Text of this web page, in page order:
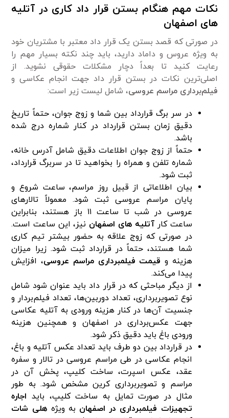
نکات مهم هنگام بستن قرار داد کاری در آتلیه
های اصفهان
در صورتی که قصد بستن یک قرار داد معتبر با مشتریان خود
به ویژه عروس و داماد دارید، باید چند نکته بسیار مهم را
رعایت کنید تا بعداً دچار مشکلات حقوقی نشوید. از
اصلی‌ترین نکات در بستن قرار داد جهت انجام عکاسی و
فیلم‌برداری مراسم عروسی، شامل لیست زیر است:
در سر برگ قرارداد بین شما و زوج جوان، حتماً تاریخ
دقیق زمان بستن قرارداد در کنار شماره درج شده
باشد.
حتماً از زوج جوان اطلاعات دقیق شامل آدرس خانه،
شماره تلفن و همراه را بخواهید تا در سربرگ قرارداد،
ثبت شود.
بیان اطلاعاتی از قبیل روز مراسم، ساعت شروع و
پایان مراسم عروسی ثبت شود. معمولاً تالار‌های
عروسی در شب تا ساعت ۱۱ باز هستند، بنابراین
ساعت کار آتلیه های اصفهان نیز، این ساعت است.
در صورتی که زوج علاقه به حضور بیشتر تیم کاری
شما هستند، حتماً در قرارداد ثبت شود. زیرا میزان
هزینه و قیمت فیلمبرداری مراسم عروسی، افزایش
پیدا می‌کند.
از دیگر مباحثی که در قرار داد باید عنوان شود شامل
نوع تصویر‌برداری، تعداد دوربین‌ها، تعداد فیلم‌بردار و
جنسیت آن‌ها در کنار هزینه ورودی به آتلیه عکاسی
جهت عکس‌برداری در اصفهان و همچنین هزینه
ورودی باغ باید دقیق ذکر شود.
در قرارداد بین دو طرف باید تعداد عکس آتلیه و باغ،
انجام عکاسی در طی مراسم عروسی در تالار و سفره
عقد، عکس اسپرت، ساخت کلیپ، پخش آن در
مراسم و تصویربرداری کرین مشخص شود. به طور
مثال در صورت تمایل به ساخت کلیپ، باید اجاره
تجهیزات فیلمبرداری در اصفهان به ویژه هلی شات